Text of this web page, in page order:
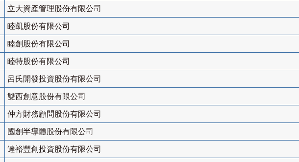
立大資產管理股份有限公司
睦凱股份有限公司
睦創股份有限公司
睦特股份有限公司
呂氏開發投資股份有限公司
雙西創意股份有限公司
仲方財務顧問股份有限公司
國創半導體股份有限公司
達裕豐創投資股份有限公司